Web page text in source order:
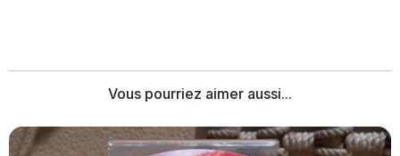
Vous pourriez aimer aussi...